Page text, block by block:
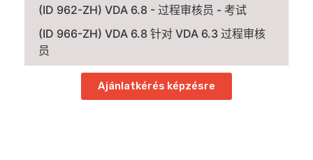
(ID 962-ZH) VDA 6.8 - 过程审核员 - 考试
(ID 966-ZH) VDA 6.8 针对 VDA 6.3 过程审核
员
Ajánlatkérés képzésre